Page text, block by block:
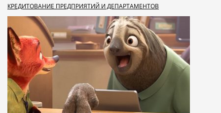
КРЕДИТОВАНИЕ ПРЕДПРИЯТИЙ И ДЕПАРТАМЕНТОВ